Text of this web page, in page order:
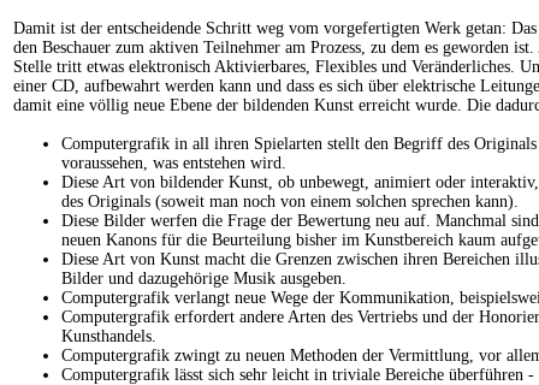
Damit ist der entscheidende Schritt weg vom vorgefertigten Werk getan:
den Beschauer zum aktiven Teilnehmer am Prozess, zu dem es geworden
Stelle tritt etwas elektronisch Aktivierbares, Flexibles und Veränderliches.
einer CD, aufbewahrt werden kann und dass es sich über elektrische
damit eine völlig neue Ebene der bildenden Kunst erreicht wurde. Die
Computergrafik in all ihren Spielarten stellt den Begriff des
voraussehen, was entstehen wird.
Diese Art von bildender Kunst, ob unbewegt, animiert oder
des Originals (soweit man noch von einem solchen sprechen kann).
Diese Bilder werfen die Frage der Bewertung neu auf. Manchmal
neuen Kanons für die Beurteilung bisher im Kunstbereich kaum
Diese Art von Kunst macht die Grenzen zwischen ihren Bereichen
Bilder und dazugehörige Musik ausgeben.
Computergrafik verlangt neue Wege der Kommunikation,
Computergrafik erfordert andere Arten des Vertriebs und der
Kunsthandels.
Computergrafik zwingt zu neuen Methoden der Vermittlung, vor
Computergrafik lässt sich sehr leicht in triviale Bereiche überführen